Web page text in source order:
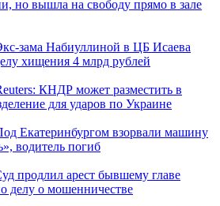
но вышла на свободу прямо в зале
зама Набиуллиной в ЦБ Исаева
хищения 4 млрд рублей
КНДР может разместить в
для ударов по Украине
Екатеринбургом взорвали машину
водитель погиб
продлил арест бывшему главе
делу о мошенничестве